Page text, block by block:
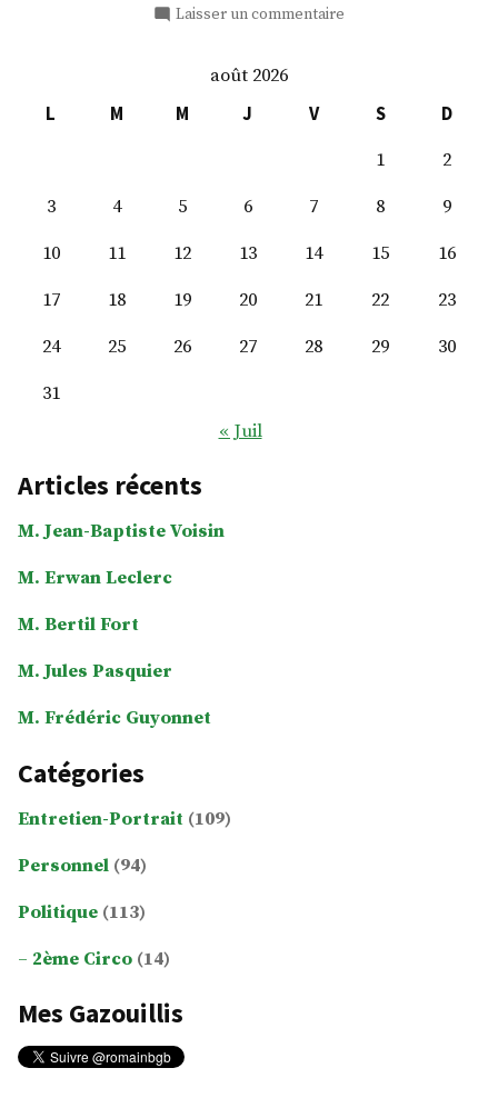
Laisser un commentaire
Romanet
août 2026
L
M M J V S
D
1
2
3
4 5 6 7 8
9
10
11 12 13 14 15
16
17
18 19 20 21 22
23
24
25 26 27 28 29
30
31
« Juil
Articles récents
M. Jean-Baptiste Voisin
M. Erwan Leclerc
M. Bertil Fort
M. Jules Pasquier
M. Frédéric Guyonnet
Catégories
Entretien-Portrait (109)
Personnel (94)
Politique (113)
2ème Circo (14)
Mes Gazouillis